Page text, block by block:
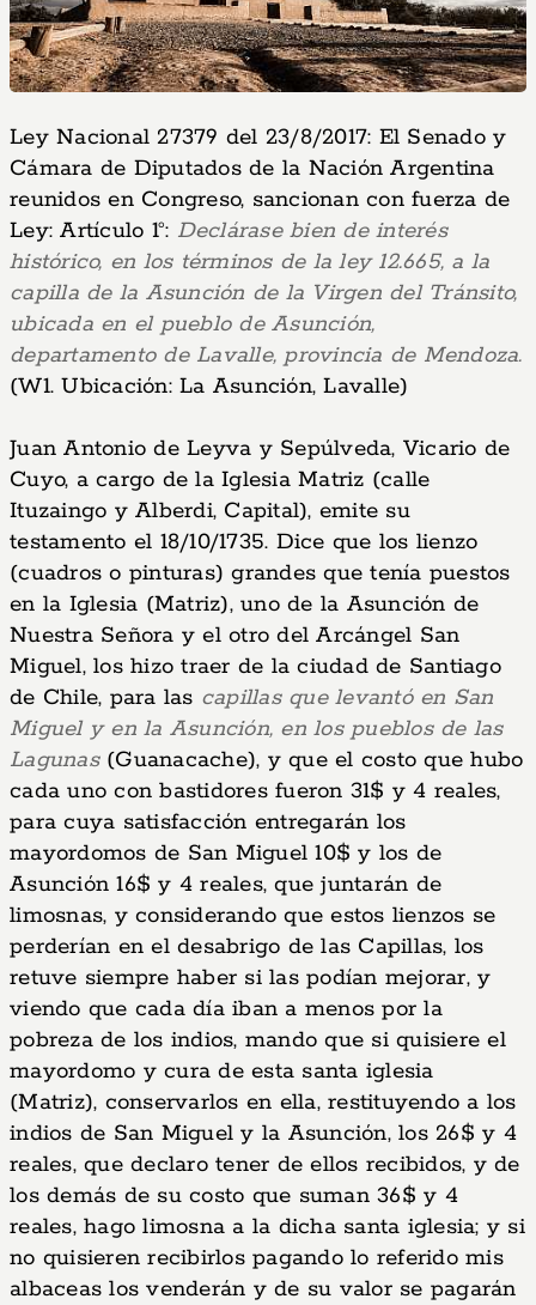
Ley Nacional 27379 del 23/8/2017: El Senado y
Cámara de Diputados de la Nación Argentina
reunidos en Congreso, sancionan con fuerza de
Ley: Artículo 1°: Declárase bien de interés
histórico, en los términos de la ley 12.665, a la
capilla de la Asunción de la Virgen del Tránsito,
ubicada en el pueblo de Asunción,
departamento de Lavalle, provincia de Mendoza.
(W1. Ubicación: La Asunción, Lavalle)
Juan Antonio de Leyva y Sepúlveda, Vicario de
Cuyo, a cargo de la Iglesia Matriz (calle
Ituzaingo y Alberdi, Capital), emite su
testamento el 18/10/1735. Dice que los lienzo
(cuadros o pinturas) grandes que tenía puestos
en la Iglesia (Matriz), uno de la Asunción de
Nuestra Señora y el otro del Arcángel San
Miguel, los hizo traer de la ciudad de Santiago
de Chile, para las capillas que levantó en San
Miguel y en la Asunción, en los pueblos de las
Lagunas(Guanacache), y que el costo que hubo
cada uno con bastidores fueron 31$ y 4 reales,
para cuya satisfacción entregarán los
mayordomos de San Miguel 10$ y los de
Asunción 16$ y 4 reales, que juntarán de
limosnas, y considerando que estos lienzos se
perderían en el desabrigo de las Capillas, los
retuve siempre haber si las podían mejorar, y
viendo que cada día iban a menos por la
pobreza de los indios, mando que si quisiere el
mayordomo y cura de esta santa iglesia
(Matriz), conservarlos en ella, restituyendo a los
indios de San Miguel y la Asunción, los 26$ y 4
reales, que declaro tener de ellos recibidos, y de
los demás de su costo que suman 36$ y 4
reales, hago limosna a la dicha santa iglesia; y si
no quisieren recibirlos pagando lo referido mis
albaceas los venderán y de su valor se pagarán